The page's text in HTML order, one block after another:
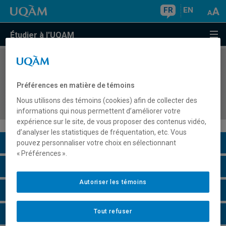
FR EN
Étudier à l'UQAM
COURS//
contemporaines en enseignement des
mathématiques
Description du cours
Horaire - Automne 2026
Préférences en matière de témoins
Nous utilisons des témoins (cookies) afin de collecter des
informations qui nous permettent d’améliorer votre
expérience sur le site, de vous proposer des contenus vidéo,
d’analyser les statistiques de fréquentation, etc. Vous
pouvez personnaliser votre choix en sélectionnant
« Préférences ».
Tout refuser
Autoriser les témoins